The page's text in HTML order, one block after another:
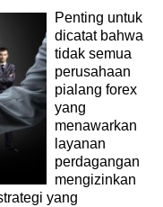
Penting untuk
dicatat bahwa
tidak semua
perusahaan
pialang forex
yang
menawarkan
layanan
perdagangan
mengizinkan
yang